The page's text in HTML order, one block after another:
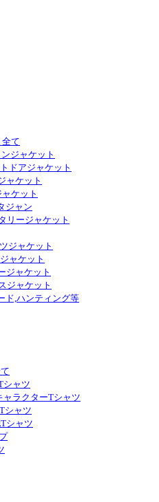
て
ジャケット
ドアジャケット
ャケット
ケット
ジャン
リージャケット
ジャケット
ャケット
ジャケット
ジャケット
ド,ハンティング等
シャツ
ャラクターTシャツ
シャツ
シャツ